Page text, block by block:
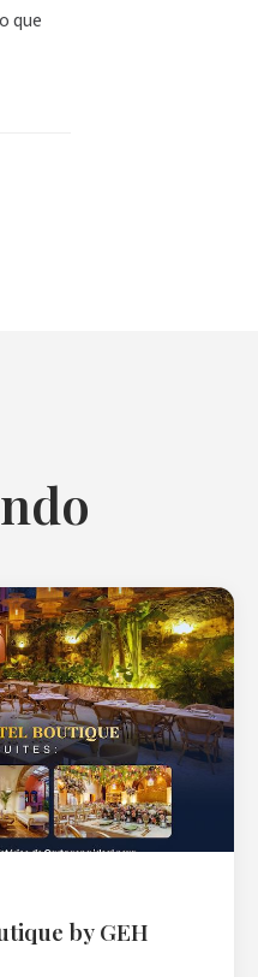
que
by GEH